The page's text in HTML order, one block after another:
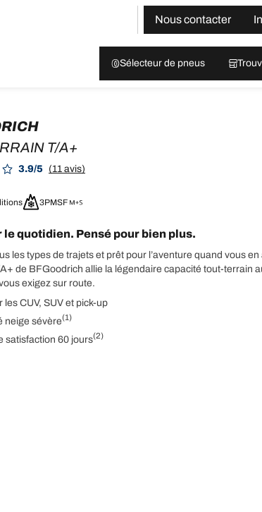
Nous contacter
Sélecteur de pneus
T/A+
3.9/5 (11 avis)
3PMSF
le quotidien. Pensé pour bien plus.
les types de trajets et prêt pour l’aventure quand vous
de BFGoodrich allie la légendaire capacité tout-terrain
exigez sur route.
les CUV, SUV et pick-up
neige sévère(1)
satisfaction 60 jours(2)